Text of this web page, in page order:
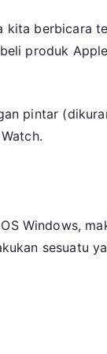
kita berbicara
produk
pintar
Windows,
sesuatu